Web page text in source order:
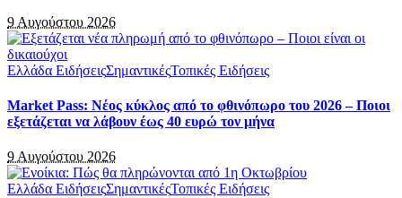
9 Αυγούστου 2026
Ελλάδα ΕιδήσειςΣημαντικέςΤοπικές Ειδήσεις
Market Pass: Νέος κύκλος από το φθινόπωρο του 2026 – Ποιοι
εξετάζεται να λάβουν έως 40 ευρώ τον μήνα
9 Αυγούστου 2026
Ελλάδα ΕιδήσειςΣημαντικέςΤοπικές Ειδήσεις